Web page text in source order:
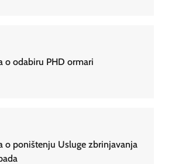
o odabiru PHD ormari
o poništenju Usluge zbrinjavanja